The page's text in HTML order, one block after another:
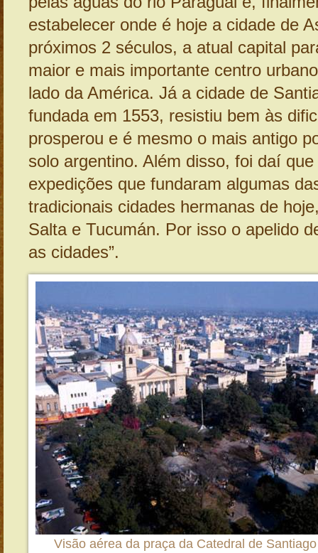
estabelecer onde é hoje a cidade de
próximos 2 séculos, a atual capital
maior e mais importante centro
lado da América. Já a cidade de
fundada em 1553, resistiu bem às
prosperou e é mesmo o mais antigo
solo argentino. Além disso, foi daí
expedições que fundaram algumas
tradicionais cidades hermanas de
Salta e Tucumán. Por isso o apelido
as cidades”.
Visão aérea da praça da Catedral de